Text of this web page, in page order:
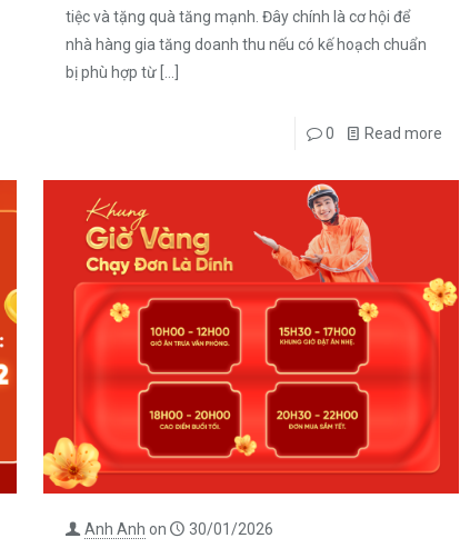
tiệc và tặng quà tăng mạnh. Đây chính là cơ hội để
nhà hàng gia tăng doanh thu nếu có kế hoạch chuẩn
bị phù hợp từ[…]
0 Read more
Anh Anh on 30/01/2026